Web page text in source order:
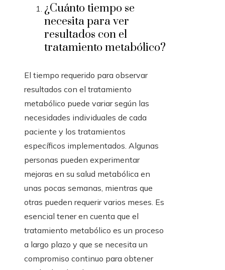
¿Cuánto tiempo se
necesita para ver
resultados con el
tratamiento metabólico?
El tiempo requerido para observar
resultados con el tratamiento
metabólico puede variar según las
necesidades individuales de cada
paciente y los tratamientos
específicos implementados. Algunas
personas pueden experimentar
mejoras en su salud metabólica en
unas pocas semanas, mientras que
otras pueden requerir varios meses. Es
esencial tener en cuenta que el
tratamiento metabólico es un proceso
a largo plazo y que se necesita un
compromiso continuo para obtener